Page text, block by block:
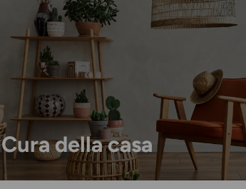
Cura della casa
Ispirazioni
per la casa e il giardino,
novitàin anteprima,
idee
per vivere al meglio ogni stagione...
direttamente nella tua inbox!
Email Iscriviti